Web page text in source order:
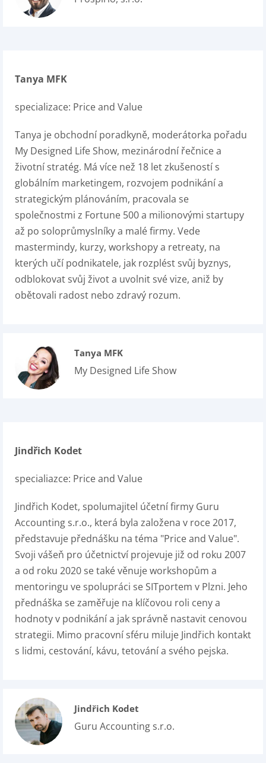
Tanya MFK
specializace: Price and Value
Tanya je obchodní poradkyně, moderátorka pořadu
My Designed Life Show, mezinárodní řečnice a
životní stratég. Má více než 18 let zkušeností s
globálním marketingem, rozvojem podnikání a
strategickým plánováním, pracovala se
společnostmi z Fortune 500 a milionovými startupy
až po soloprůmyslníky a malé firmy. Vede
mastermindy, kurzy, workshopy a retreaty, na
kterých učí podnikatele, jak rozplést svůj byznys,
odblokovat svůj život a uvolnit své vize, aniž by
obětovali radost nebo zdravý rozum.
Tanya MFK
My Designed Life Show
Jindřich Kodet
specialiazce: Price and Value
Jindřich Kodet, spolumajitel účetní firmy Guru
Accounting s.r.o., která byla založena v roce 2017,
představuje přednášku na téma "Price and Value".
Svoji vášeň pro účetnictví projevuje již od roku 2007
a od roku 2020 se také věnuje workshopům a
mentoringu ve spolupráci se SITportem v Plzni. Jeho
přednáška se zaměřuje na klíčovou roli ceny a
hodnoty v podnikání a jak správně nastavit cenovou
strategii. Mimo pracovní sféru miluje Jindřich kontakt
s lidmi, cestování, kávu, tetování a svého pejska.
Jindřich Kodet
Guru Accounting s.r.o.